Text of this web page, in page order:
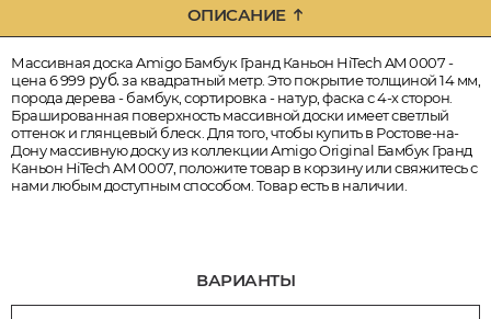
ОПИСАНИЕ
Массивная доска Amigo Бамбук Гранд Каньон HiTech AM 0007 -
цена 6 999руб.за квадратный метр. Это покрытие толщиной 14 мм,
порода дерева - бамбук, сортировка - натур, фаска с 4-х сторон.
Брашированная поверхность массивной доски имеет светлый
оттенок и глянцевый блеск. Для того, чтобы купить в Ростове-на-
Дону массивную доску из коллекции Amigo Original Бамбук Гранд
Каньон HiTech AM 0007, положите товар в корзину или свяжитесь с
нами любым доступным способом. Товар есть в наличии.
ВАРИАНТЫ